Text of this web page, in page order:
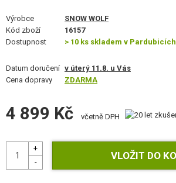
JÍDLO
STAVEBNICE, MODELY
REKLAMNÍ PŘEDMĚTY
SLEVY, AKCE
Výrobce
SNOW WOLF
Kód zboží
16157
Dostupnost
> 10 ks skladem v Pardubicích
Datum doručení v úterý 11.8. u Vás
Cena dopravy
ZDARMA
4 899 Kč včetně DPH